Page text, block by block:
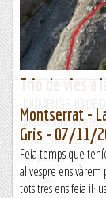
Trio de vies a
DIUMENGE, 03 DE
quedat amb la gent
Montserrat i cercar
temperatures...
Els Visas
Montserrat -
Gris - 07/11/
Feia temps que
al vespre ens
tots tres ens feia